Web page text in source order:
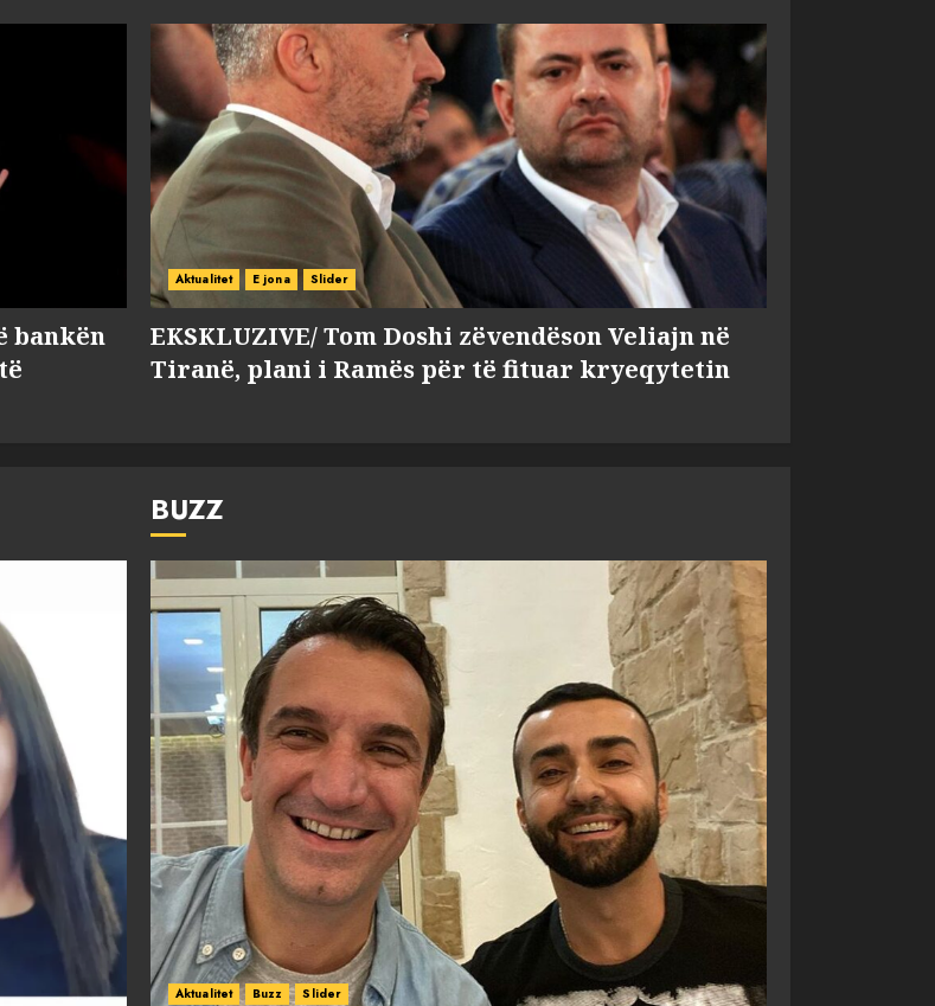
bankën
Aktualitet E jona Slider
EKSKLUZIVE/ Tom Doshi zëvendëson Veliajn në
Tiranë, plani i Ramës për të fituar kryeqytetin
BUZZ
Aktualitet Buzz Slider